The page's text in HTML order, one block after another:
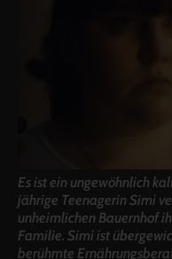
Es ist ein ungewöhnlich
jährige Teenagerin Simi
unheimlichen Bauernhof
Familie. Simi ist
berühmte